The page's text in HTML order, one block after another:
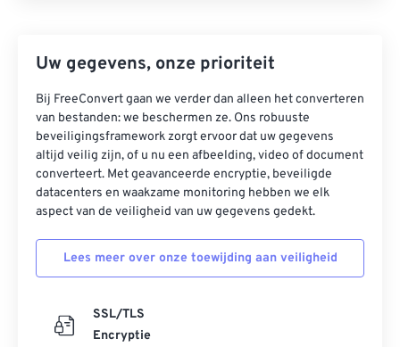
Uw gegevens, onze prioriteit
Bij FreeConvert gaan we verder dan alleen het converteren
van bestanden: we beschermen ze. Ons robuuste
beveiligingsframework zorgt ervoor dat uw gegevens
altijd veilig zijn, of u nu een afbeelding, video of document
converteert. Met geavanceerde encryptie, beveiligde
datacenters en waakzame monitoring hebben we elk
aspect van de veiligheid van uw gegevens gedekt.
Lees meer over onze toewijding aan veiligheid
SSL/TLS
Encryptie